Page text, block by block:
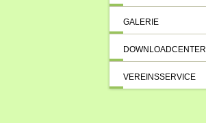
GALERIE
DOWNLOADCENTER
VEREINSSERVICE